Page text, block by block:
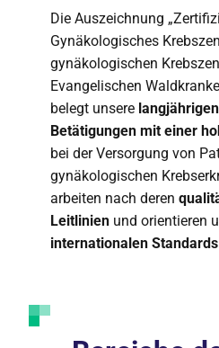
Die Auszeichnung
Gynäkologisches
gynäkologischen
Evangelischen
belegt unsere
Betätigungen mit einer
bei der Versorgung von
gynäkologischen
arbeiten nach deren
Leitlinien und orientieren
internationalen Standards